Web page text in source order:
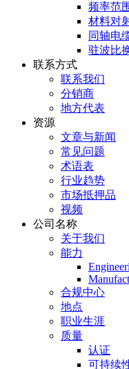
频率范
材料对
同轴电
驻波比
联系方式
联系我们
分销商
地方代表
资源
文章与新闻
常见问题
术语表
行业趋势
市场抵押品
视频
公司名称
关于我们
能力
合规中心
地点
职业生涯
质量
认证
可持续